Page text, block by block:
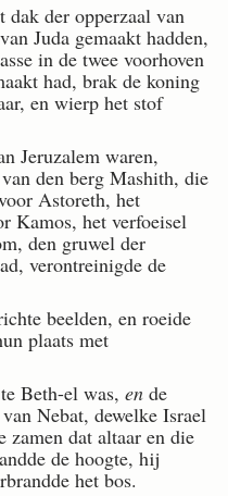
dak der opperzaal van
Juda gemaakt hadden,
in de twee voorhoven
had, brak de koning
en wierp het stof
Jeruzalem waren,
den berg Mashith, die
Astoreth, het
Kamos, het verfoeisel
den gruwel der
verontreinigde de
beelden, en roeide
plaats met
Beth-el was, en de
Nebat, dewelke Israel
zamen dat altaar en die
de hoogte, hij
het bos.